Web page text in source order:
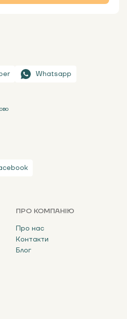
Whatsapp
ПРО КОМПАНІЮ
Про нас
Контакти
Блог